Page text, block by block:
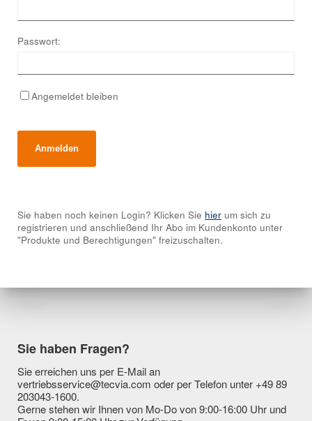
Passwort:
Angemeldet bleiben
Sie haben noch keinen Login? Klicken Sie hier um sich zu
registrieren und anschließend Ihr Abo im Kundenkonto unter
"Produkte und Berechtigungen" freizuschalten.
Sie haben Fragen?
Sie erreichen uns per E-Mail an
vertriebsservice@tecvia.com oder per Telefon unter +49 89
203043-1600.
Gerne stehen wir Ihnen von Mo-Do von 9:00-16:00 Uhr und